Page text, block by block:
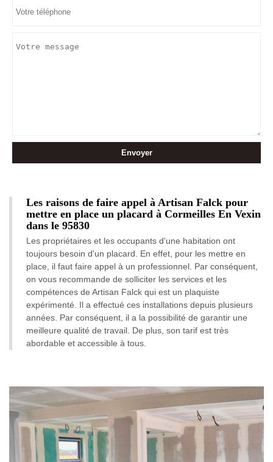
Les raisons de faire appel à Artisan Falck pour
mettre en place un placard à Cormeilles En Vexin
dans le 95830
Les propriétaires et les occupants d'une habitation ont
toujours besoin d'un placard. En effet, pour les mettre en
place, il faut faire appel à un professionnel. Par conséquent,
on vous recommande de solliciter les services et les
compétences de Artisan Falck qui est un plaquiste
expérimenté. Il a effectué ces installations depuis plusieurs
années. Par conséquent, il a la possibilité de garantir une
meilleure qualité de travail. De plus, son tarif est très
abordable et accessible à tous.